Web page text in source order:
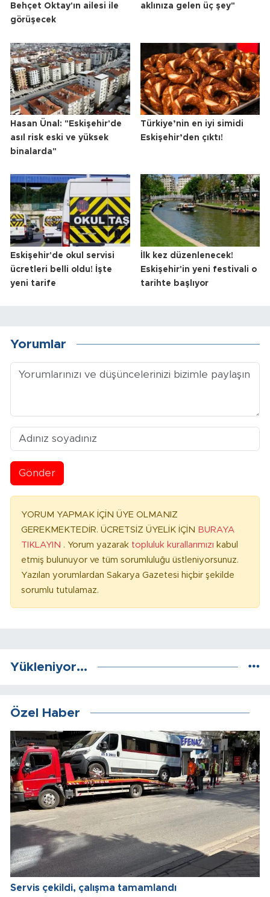
Behçet Oktay'ın ailesi ile
görüşecek
aklınıza gelen üç şey"
Hasan Ünal: "Eskişehir'de
asıl risk eski ve yüksek
binalarda"
Türkiye’nin en iyi simidi
Eskişehir’den çıktı!
Eskişehir'de okul servisi
ücretleri belli oldu! İşte
yeni tarife
İlk kez düzenlenecek!
Eskişehir'in yeni festivali o
tarihte başlıyor
Yorumlar
Gönder
YORUM YAPMAK İÇİN ÜYE OLMANIZ
GEREKMEKTEDİR. ÜCRETSİZ ÜYELİK İÇİN BURAYA
TIKLAYIN . Yorum yazarak topluluk kurallarımızı kabul
etmiş bulunuyor ve tüm sorumluluğu üstleniyorsunuz.
Yazılan yorumlardan Sakarya Gazetesi hiçbir şekilde
sorumlu tutulamaz.
Yükleniyor...
Özel Haber
Servis çekildi, çalışma tamamlandı